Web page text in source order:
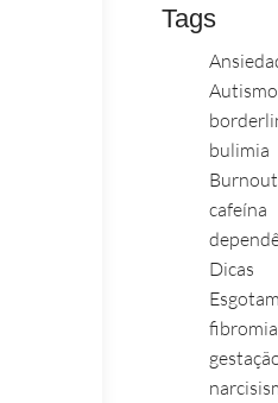
Tags
Autismo
bulimia
Burnout
cafeína
Dicas